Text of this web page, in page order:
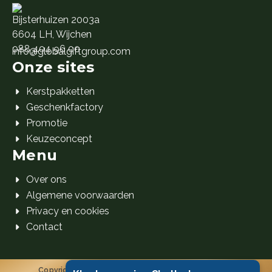
Bijsterhuizen 2003a
6604 LH, Wijchen
088 404 96 00
info@globalgiftgroup.com
Onze sites
Kerstpakketten
Geschenkfactory
Promotie
Keuzeconcept
Menu
Over ons
Algemene voorwaarden
Privacy en cookies
Contact
Copyright 2026 Global Gift Group B.V. © Alle rechten